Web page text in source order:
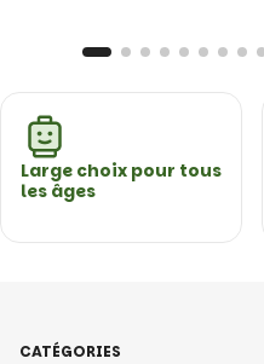
Large choix pour tous
les âges
CATÉGORIES